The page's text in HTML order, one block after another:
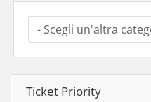
Ticket Priority